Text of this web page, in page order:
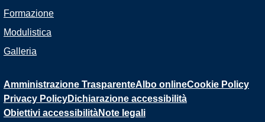
Formazione
Modulistica
Galleria
Amministrazione TrasparenteAlbo onlineCookie Policy
Privacy PolicyDichiarazione accessibilità
Obiettivi accessibilitàNote legali